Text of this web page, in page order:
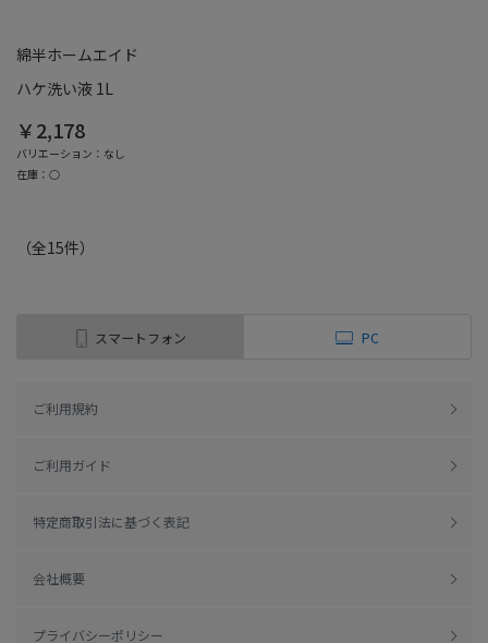
綿半ホームエイド
ハケ洗い液 1L
￥2,178
バリエーション：なし
在庫：○
（全15件）
スマートフォン PC
ご利用規約
ご利用ガイド
特定商取引法に基づく表記
会社概要
プライバシーポリシー